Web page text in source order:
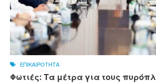
ΕΠΙΚΑΙΡΟΤΗΤΑ
Φωτιές: Τα μέτρα για τους